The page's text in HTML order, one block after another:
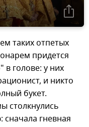
таких отпетых
придется
в голове: у них
и никто
букет.
столкнулись
сначала гневная